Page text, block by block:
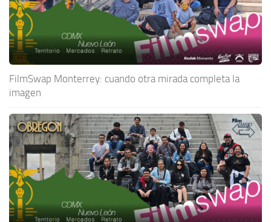
FilmSwap Monterrey: cuando otra mirada completa la
imagen